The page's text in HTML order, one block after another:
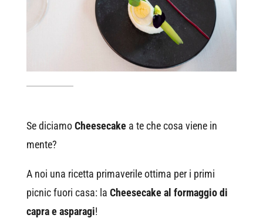
Se diciamoCheesecakea te che cosa viene in
mente?
A noi una ricetta primaverile ottima per i primi
picnic fuori casa: la Cheesecake al formaggio di
capra e asparagi!